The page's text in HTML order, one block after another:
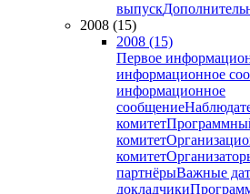
выпуск
2008 (15)
2008 (15)
Первое
информационное
информационное
сообщение
комитет
комитет
комитет
партнёрыВажные
докладчики